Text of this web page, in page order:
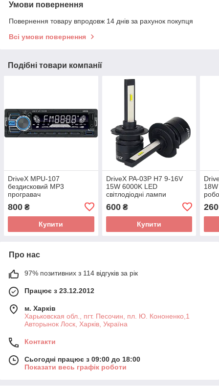
Умови повернення
Повернення товару впродовж 14 днів за рахунок покупця
Всі умови повернення
Подібні товари компанії
DriveX MPU-107
бездисковий MP3
програвач
800 ₴
Купити
DriveX PA-03P H7 9-16V
15W 6000K LED
світлодіодні лампи
600₴
Купити
260
Про нас
97% позитивних з 114 відгуків за рік
Працює з 23.12.2012
м. Харків
Харьковская обл., пгт. Песочин, пл. Ю. Кононенко,1
Авторынок Лоск, Харків, Україна
Контакти
Сьогодні працює з 09:00 до 18:00
Показати весь графік роботи